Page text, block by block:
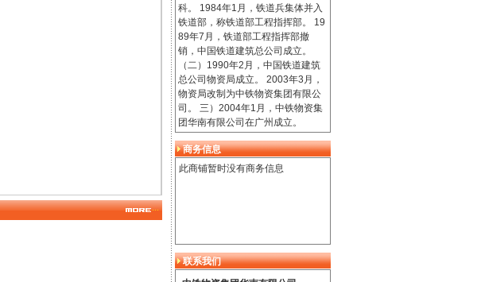
科。 1984年1月，铁道兵集体并入
铁道部，称铁道部工程指挥部。 19
89年7月，铁道部工程指挥部撤
销，中国铁道建筑总公司成立。
（二）1990年2月，中国铁道建筑
总公司物资局成立。 2003年3月，
物资局改制为中铁物资集团有限公
司。 三）2004年1月，中铁物资集
团华南有限公司在广州成立。
商务信息
此商铺暂时没有商务信息
联系我们